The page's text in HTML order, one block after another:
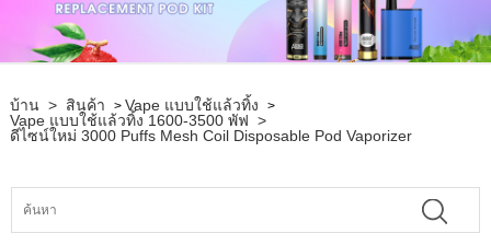
บ้าน > สินค้า > Vape แบบใช้แล้วทิ้ง >
Vape แบบใช้แล้วทิ้ง 1600-3500 พัฟ >
ดีไซน์ใหม่ 3000 Puffs Mesh Coil Disposable Pod Vaporizer